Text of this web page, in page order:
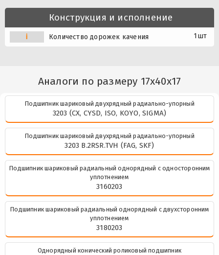
Конструкция и исполнение
i Количество дорожек качения 1шт
Аналоги по размеру 17x40x17
Подшипник шариковый двухрядный радиально-упорный
3203 (CX, CYSD, ISO, KOYO, SIGMA)
Подшипник шариковый двухрядный радиально-упорный
3203 B.2RSR.TVH (FAG, SKF)
Подшипник шариковый радиальный однорядный с односторонним
уплотнением
3160203
Подшипник шариковый радиальный однорядный с двухсторонним
уплотнением
3180203
Однорядный конический роликовый подшипник